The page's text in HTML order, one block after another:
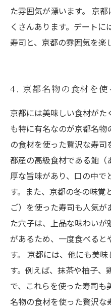
た雰囲気が漂います。 京
くさんあります。デート
寿司と、京都の雰囲気を楽
4. 京都名物の食材を使
京都には美味しい食材が
も特に有名なのが京都名
の食材を使った贅沢な寿司
都産の高級食材である鮑
厚な旨味があり、口の中
す。また、京都の冬の味覚
ご）を使った寿司も人気
た穴子は、上品な味わい
があるため、一度食べる
す。 京都には、他にも美
す。例えば、抹茶や柚子、
で、これらを使った寿司も
名物の食材を使った贅沢な